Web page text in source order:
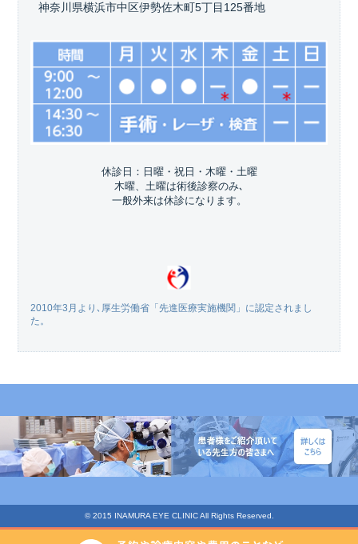
神奈川県横浜市中区伊勢佐木町5丁目125番地
休診日：日曜・祝日・木曜・土曜
木曜、土曜は術後診察のみ､
一般外来は休診になります。
2010年3月より､厚生労働省「先進医療実施機関」に認定されまし
た。
© 2015 INAMURA EYE CLINIC All Rights Reserved.